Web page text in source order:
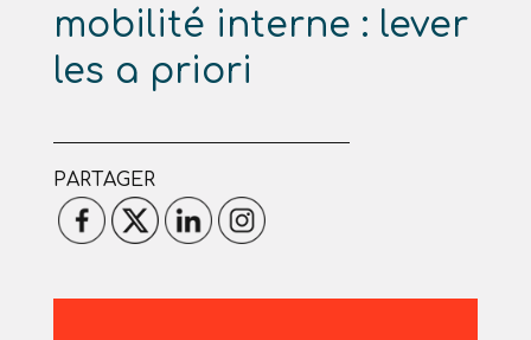
mobilité interne : lever
les a priori
PARTAGER